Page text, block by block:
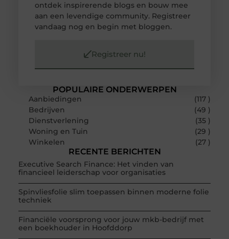
POPULAIRE ONDERWERPEN
Aanbiedingen
(117 )
Bedrijven
(49 )
Dienstverlening
(35 )
Woning en Tuin
(29 )
Winkelen
(27 )
RECENTE BERICHTEN
Executive Search Finance: Het vinden van
financieel leiderschap voor organisaties
Spinvliesfolie slim toepassen binnen moderne folie
techniek
Financiële voorsprong voor jouw mkb-bedrijf met
een boekhouder in Hoofddorp
ontdek inspirerende blogs en bouw mee
aan een levendige community. Registreer
vandaag nog en begin met bloggen.
Registreer nu!